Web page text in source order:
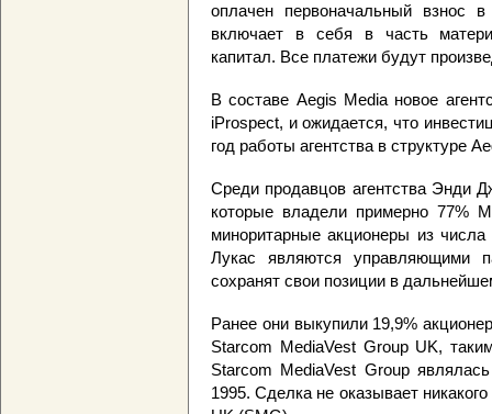
оплачен первоначальный взнос
включает в себя в часть
капитал. Все платежи будут
В составе Aegis Media новое
iProspect, и ожидается, что
год работы агентства в структуре
Среди продавцов агентства Энди
которые владели примерно 77%
миноритарные акционеры из
Лукас являются управляющими
сохранят свои позиции в
Ранее они выкупили 19,9%
Starcom MediaVest Group UK,
Starcom MediaVest Group
1995. Сделка не оказывает